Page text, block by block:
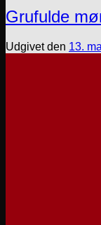
Grufulde
Udgivet den 13.